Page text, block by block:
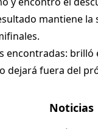
mantiene la
encontradas:
dejará fuera del
Noticias